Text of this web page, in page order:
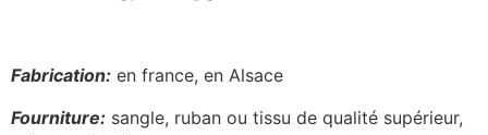
Fabrication: en france, en Alsace
Fourniture: sangle, ruban ou tissu de qualité supérieur,